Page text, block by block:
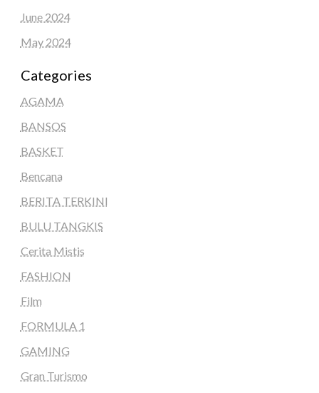
June 2024
May 2024
Categories
AGAMA
BANSOS
BASKET
Bencana
BERITA TERKINI
BULU TANGKIS
Cerita Mistis
FASHION
Film
FORMULA 1
GAMING
Gran Turismo